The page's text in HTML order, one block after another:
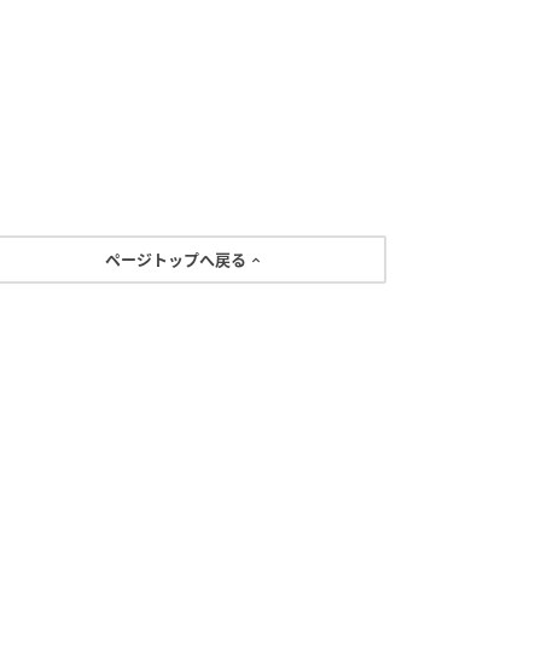
ページトップへ戻る